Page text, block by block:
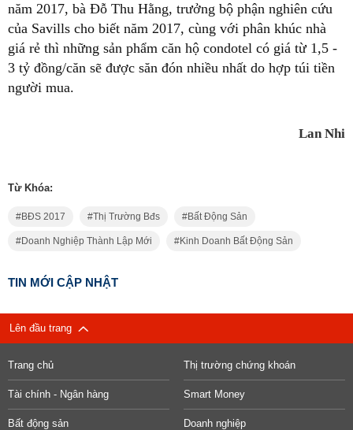
năm 2017, bà Đỗ Thu Hằng, trưởng bộ phận nghiên cứu
của Savills cho biết năm 2017, cùng với phân khúc nhà
giá rẻ thì những sản phẩm căn hộ condotel có giá từ 1,5 -
3 tỷ đồng/căn sẽ được săn đón nhiều nhất do hợp túi tiền
người mua.
Lan Nhi
Từ Khóa:
BĐS 2017 Thị Trường Bđs Bất Động Sản
Doanh Nghiệp Thành Lập Mới Kinh Doanh Bất Động Sản
TIN MỚI CẬP NHẬT
Lên đầu trang
Trang chủ Thị trường chứng khoán
Tài chính - Ngân hàng Smart Money
Bất động sản Doanh nghiệp